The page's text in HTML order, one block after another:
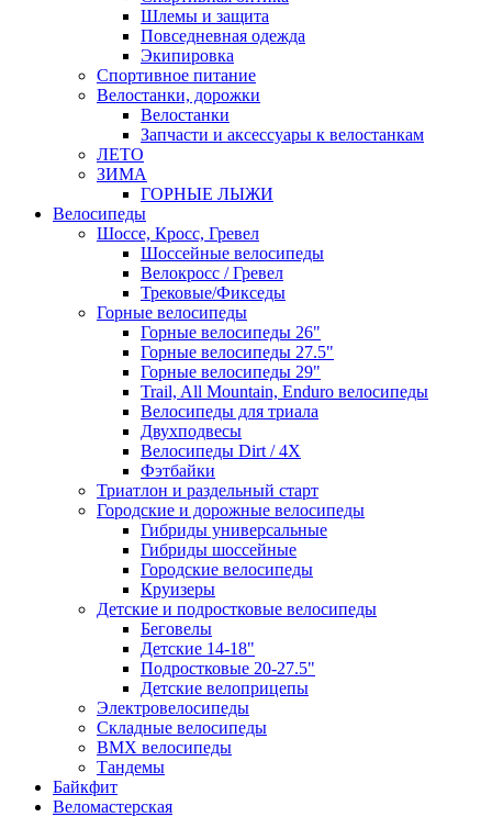
Шлемы и защита
Повседневная одежда
Экипировка
Спортивное питание
Велостанки, дорожки
Велостанки
Запчасти и аксессуары к велостанкам
ЛЕТО
ЗИМА
ГОРНЫЕ ЛЫЖИ
Велосипеды
Шоссе, Кросс, Гревел
Шоссейные велосипеды
Велокросс / Гревел
Трековые/Фикседы
Горные велосипеды
Горные велосипеды 26"
Горные велосипеды 27.5"
Горные велосипеды 29"
Trail, All Mountain, Enduro велосипеды
Велосипеды для триала
Двухподвесы
Велосипеды Dirt / 4X
Фэтбайки
Триатлон и раздельный старт
Городские и дорожные велосипеды
Гибриды универсальные
Гибриды шоссейные
Городские велосипеды
Круизеры
Детские и подростковые велосипеды
Беговелы
Детские 14-18"
Подростковые 20-27.5"
Детские велоприцепы
Электровелосипеды
Складные велосипеды
BMX велосипеды
Тандемы
Байкфит
Веломастерская